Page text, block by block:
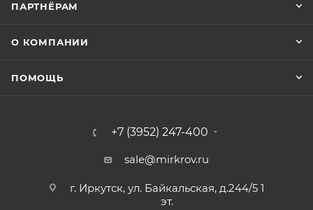
ПАРТНЁРАМ
О КОМПАНИИ
ПОМОЩЬ
+7 (3952) 247-400
sale@mirkrov.ru
г. Иркутск, ул. Байкальская, д.244/5 1
эт.